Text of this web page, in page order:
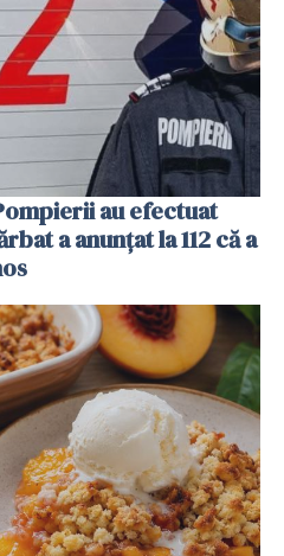
au efectuat
a anunțat la 112 că a